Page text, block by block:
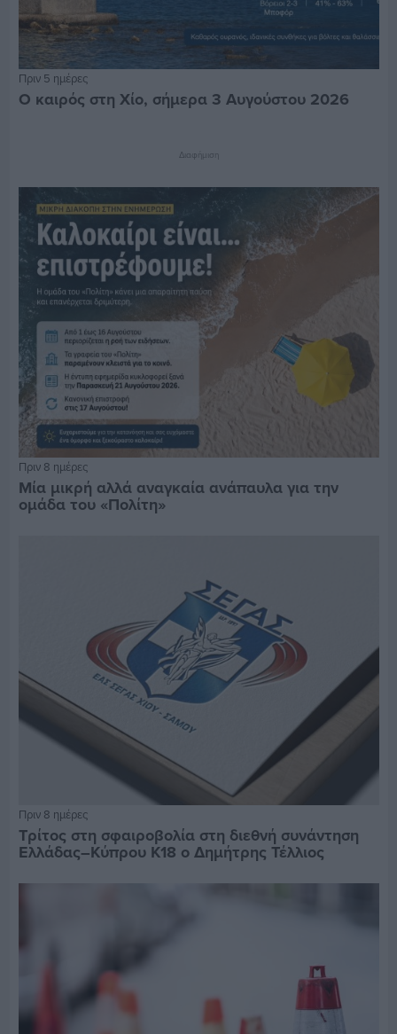
Πριν 5 ημέρες
Ο καιρός στη Χίο, σήμερα 3 Αυγούστου 2026
Διαφήμιση
Πριν 8 ημέρες
Μία μικρή αλλά αναγκαία ανάπαυλα για την
ομάδα του «Πολίτη»
Πριν 8 ημέρες
Τρίτος στη σφαιροβολία στη διεθνή συνάντηση
Ελλάδας–Κύπρου Κ18 ο Δημήτρης Τέλλιος